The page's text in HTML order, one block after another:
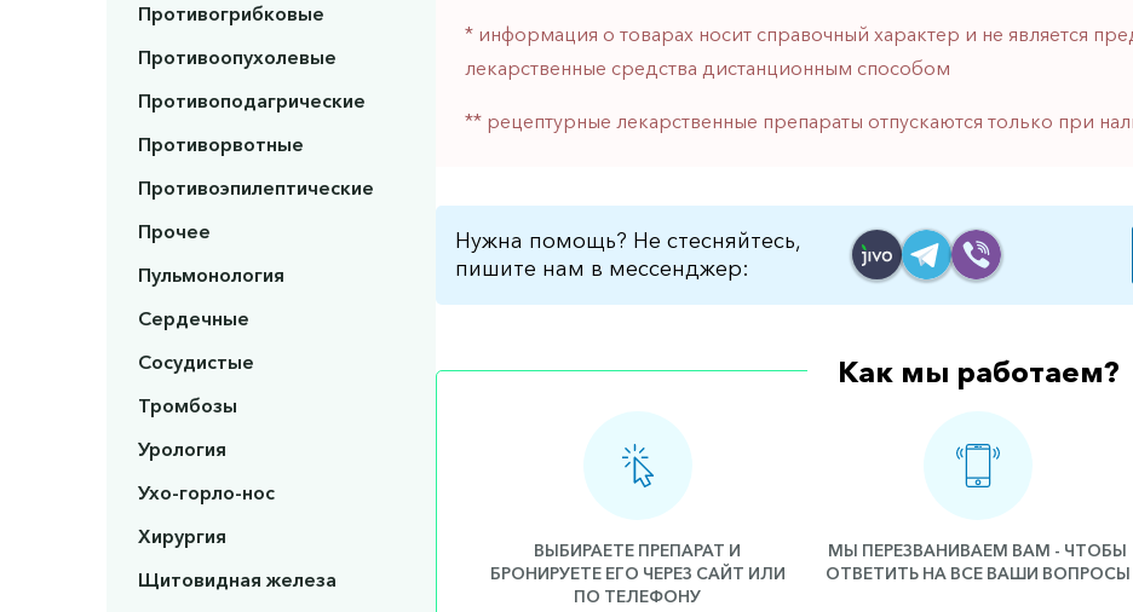
Противогрибковые
Противоопухолевые
Противоподагрические
Противорвотные
Противоэпилептические
Прочее
Пульмонология
Сердечные
Сосудистые
Тромбозы
Урология
Ухо-горло-нос
Хирургия
Щитовидная железа
* информация о товарах носит справочный характер и не является
лекарственные средства дистанционным способом
** рецептурные лекарственные препараты отпускаются только при
Нужна помощь? Не стесняйтесь,
пишите нам в мессенджер:
Как мы работаем?
ВЫБИРАЕТЕ ПРЕПАРАТ И
БРОНИРУЕТЕ ЕГО ЧЕРЕЗ САЙТ ИЛИ
ПО ТЕЛЕФОНУ
МЫ ПЕРЕЗВАНИВАЕМ ВАМ - ЧТОБЫ
ОТВЕТИТЬ НА ВСЕ ВАШИ ВОПРОСЫ